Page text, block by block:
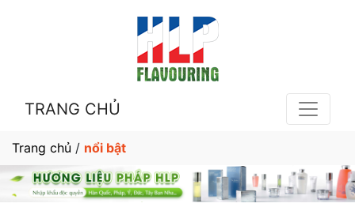
TRANG CHỦ
Trang chủ / nổi bật